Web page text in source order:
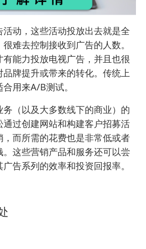
动，这些活动投放出去就是全
难去控制接收到广告的人数。
能力投放电视广告，并且也很
牌提升或带来的转化。传统上
用来A/B测试。
（以及大多数线下的商业）的
过创建网站和构建客户招募活
而所需的花费也是非常低或者
这些营销产品和服务还可以尝
告系列的效率和投资回报率。